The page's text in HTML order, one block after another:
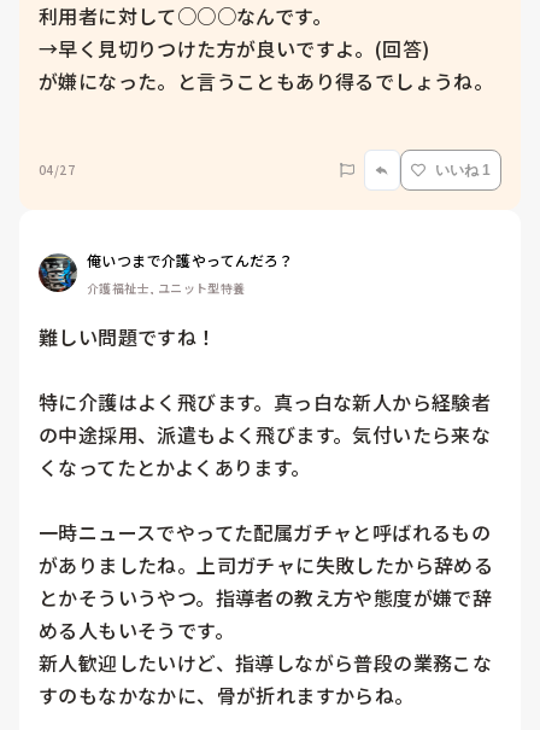
利用者に対して○○○なんです。
→早く見切りつけた方が良いですよ。(回答)
が嫌になった。と言うこともあり得るでしょうね。
04/27 いいね 1
俺いつまで介護やってんだろ？
介護福祉士, ユニット型特養
難しい問題ですね！
特に介護はよく飛びます。真っ白な新人から経験者
の中途採用、派遣もよく飛びます。気付いたら来な
くなってたとかよくあります。
一時ニュースでやってた配属ガチャと呼ばれるもの
がありましたね。上司ガチャに失敗したから辞める
とかそういうやつ。指導者の教え方や態度が嫌で辞
める人もいそうです。
新人歓迎したいけど、指導しながら普段の業務こな
すのもなかなかに、骨が折れますからね。